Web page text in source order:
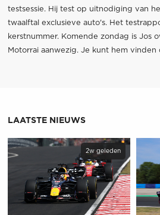
testsessie. Hij test op uitnodiging van
twaalftal exclusieve auto's. Het
kerstnummer. Komende zondag is Jos
Motorrai aanwezig. Je kunt hem vinden
LAATSTE NIEUWS
2w geleden